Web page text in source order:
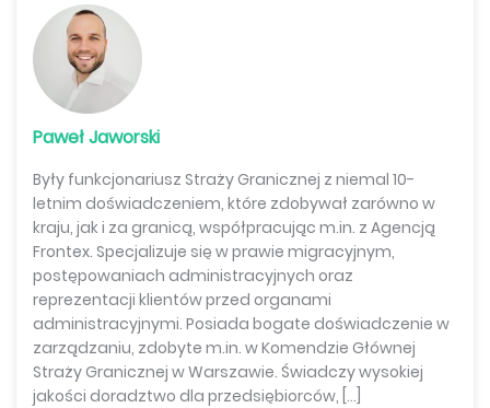
Paweł Jaworski
Były funkcjonariusz Straży Granicznej z niemal 10-
letnim doświadczeniem, które zdobywał zarówno w
kraju, jak i za granicą, współpracując m.in. z Agencją
Frontex. Specjalizuje się w prawie migracyjnym,
postępowaniach administracyjnych oraz
reprezentacji klientów przed organami
administracyjnymi. Posiada bogate doświadczenie w
zarządzaniu, zdobyte m.in. w Komendzie Głównej
Straży Granicznej w Warszawie. Świadczy wysokiej
jakości doradztwo dla przedsiębiorców, […]